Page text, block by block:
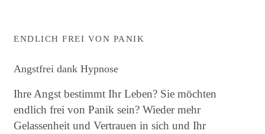
ENDLICH FREI VON PANIK
Angstfrei dank Hypnose
Ihre Angst bestimmt Ihr Leben? Sie möchten
endlich frei von Panik sein? Wieder mehr
Gelassenheit und Vertrauen in sich und Ihr